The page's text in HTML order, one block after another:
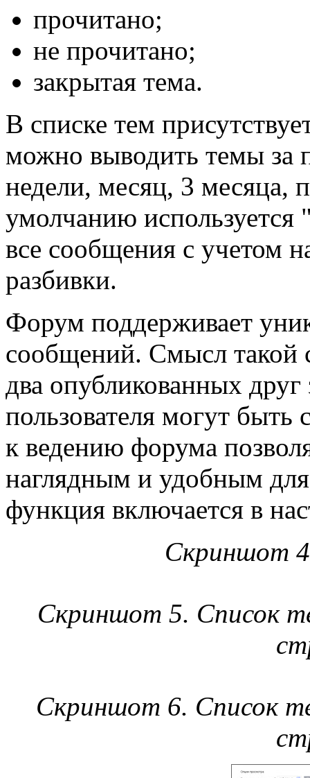
прочитано;
не прочитано;
закрытая тема.
В списке тем
можно выводить темы за
недели, месяц, 3 месяца,
умолчанию используется
все сообщения с учетом
разбивки.
Форум поддерживает
сообщений. Смысл такой
два опубликованных
пользователя могут
к ведению форума
наглядным и удобным
функция включается в
Скриншот
Скриншот 5. Список
Скриншот 6. Список